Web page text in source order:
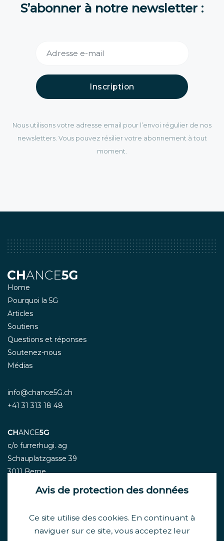
Avis de protection des données
Ce site utilise des cookies. En continuant à
naviguer sur ce site, vous acceptez leur
S’abonner à notre newsletter :
Inscription
Nous utilisons votre adresse email pour l’envoi régulier de nos
newsletters. Vous pouvez résilier votre abonnement à tout
moment.
Home
Pourquoi la 5G
Articles
Soutiens
Questions et réponses
Soutenez-nous
Médias
info@chance5G.ch
+41 31 313 18 48
CHANCE5G
c/o furrerhugi. ag
Schauplatzgasse 39
3011 Berne